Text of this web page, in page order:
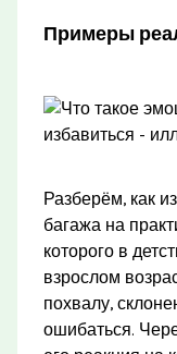
Примеры
Разберём, как
багажа на
которого в
взрослом
похвалу,
ошибаться.